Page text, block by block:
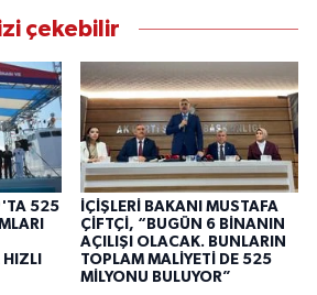
çekebilir
525
İÇİŞLERİ BAKANI MUSTAFA
ÇİFTÇİ, “BUGÜN 6 BİNANIN
AÇILIŞI OLACAK. BUNLARIN
TOPLAM MALİYETİ DE 525
MİLYONU BULUYOR”